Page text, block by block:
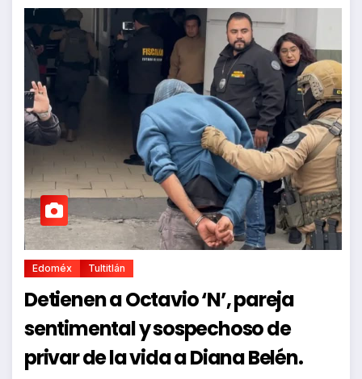
Edoméx Tultitlán
Detienen a Octavio ‘N’, pareja
sentimental y sospechoso de
privar de la vida a Diana Belén.